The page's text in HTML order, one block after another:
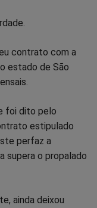
contrato com a
estado de São
foi dito pelo
estipulado
perfaz a
supera o propalado
ainda deixou